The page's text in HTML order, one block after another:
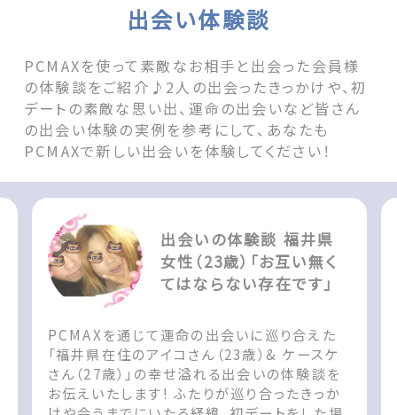
出会い体験談
PCMAXを使って素敵なお相手と出会った会員様
の体験談をご紹介♪2人の出会ったきっかけや、初
デートの素敵な思い出、運命の出会いなど皆さん
の出会い体験の実例を参考にして、あなたも
PCMAXで新しい出会いを体験してください！
出会いの体験談 福井県
女性（23歳）「お互い無く
てはならない存在です」
PCMAXを通じて運命の出会いに巡り合えた
「福井県在住のアイコさん（23歳）& ケースケ
さん（27歳）」の幸せ溢れる出会いの体験談を
お伝えいたします! ふたりが巡り合ったきっか